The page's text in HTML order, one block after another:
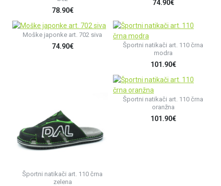
78.90€
74.90€
Moške japonke art. 702 siva
74.90€
Športni natikači art. 110 črna
modra
101.90€
Športni natikači art. 110 črna
zelena
Športni natikači art. 110 črna
oranžna
101.90€